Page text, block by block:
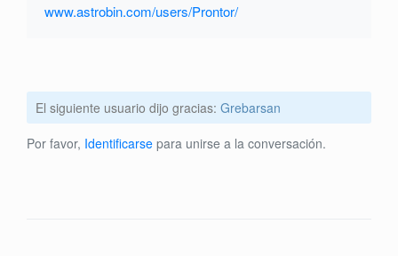
www.astrobin.com/users/Prontor/
El siguiente usuario dijo gracias: Grebarsan
Por favor, Identificarse para unirse a la conversación.